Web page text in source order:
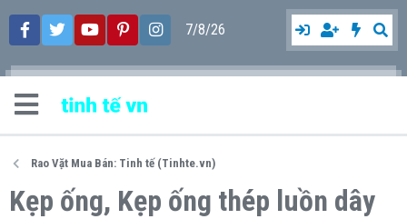
7/8/26
Rao Vặt Mua Bán: Tinh tế (Tinhte.vn)
Kẹp ống, Kẹp ống thép luồn dây